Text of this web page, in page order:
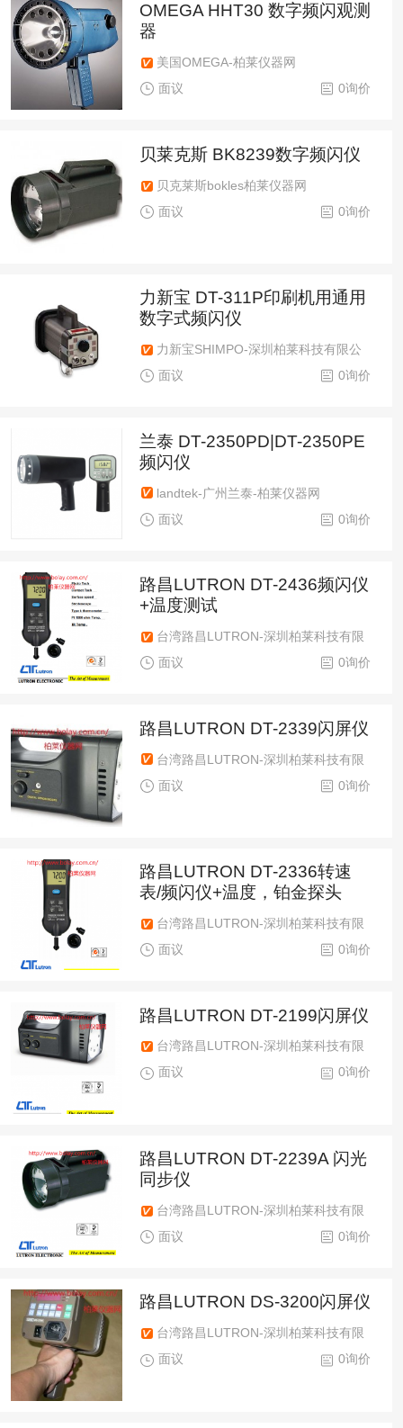
OMEGA HHT30 数字频闪观测
器
美国OMEGA-柏莱仪器网
0询价
面议
贝莱克斯 BK8239数字频闪仪
贝克莱斯bokles柏莱仪器网
0询价
面议
力新宝 DT-311P印刷机用通用
数字式频闪仪
力新宝SHIMPO-深圳柏莱科技有限公
司
0询价
面议
兰泰 DT-2350PD|DT-2350PE
频闪仪
landtek-广州兰泰-柏莱仪器网
0询价
面议
路昌LUTRON DT-2436频闪仪
+温度测试
台湾路昌LUTRON-深圳柏莱科技有限
公司
0询价
面议
路昌LUTRON DT-2339闪屏仪
台湾路昌LUTRON-深圳柏莱科技有限
公司
0询价
面议
路昌LUTRON DT-2336转速
表/频闪仪+温度，铂金探头
台湾路昌LUTRON-深圳柏莱科技有限
公司
0询价
面议
路昌LUTRON DT-2199闪屏仪
台湾路昌LUTRON-深圳柏莱科技有限
公司
0询价
面议
路昌LUTRON DT-2239A 闪光
同步仪
台湾路昌LUTRON-深圳柏莱科技有限
公司
0询价
面议
路昌LUTRON DS-3200闪屏仪
台湾路昌LUTRON-深圳柏莱科技有限
公司
0询价
面议